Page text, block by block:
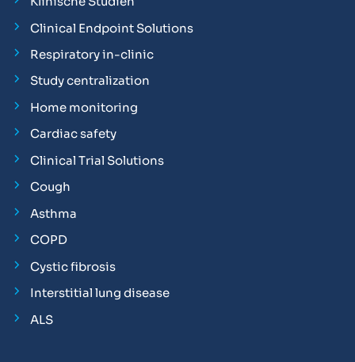
Clinical Endpoint Solutions
Respiratory in-clinic
Study centralization
Home monitoring
Cardiac safety
Clinical Trial Solutions
Cough
Asthma
COPD
Cystic fibrosis
Interstitial lung disease
ALS